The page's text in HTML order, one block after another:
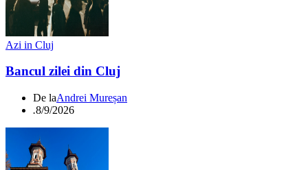
Azi in Cluj
Bancul zilei din Cluj
De laAndrei Mureșan
.8/9/2026